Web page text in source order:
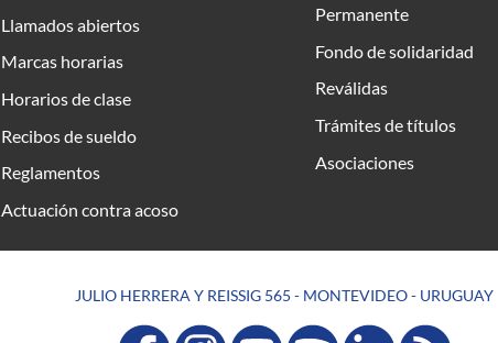
Llamados abiertos
Marcas horarias
Horarios de clase
Recibos de sueldo
Reglamentos
Actuación contra acoso
Permanente
Fondo de solidaridad
Reválidas
Trámites de títulos
Asociaciones
JULIO HERRERA Y REISSIG 565 - MONTEVIDEO - URUGUAY